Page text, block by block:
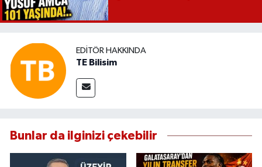
EDITÖR HAKKINDA
TE Bilisim
Bunlar da ilginizi çekebilir